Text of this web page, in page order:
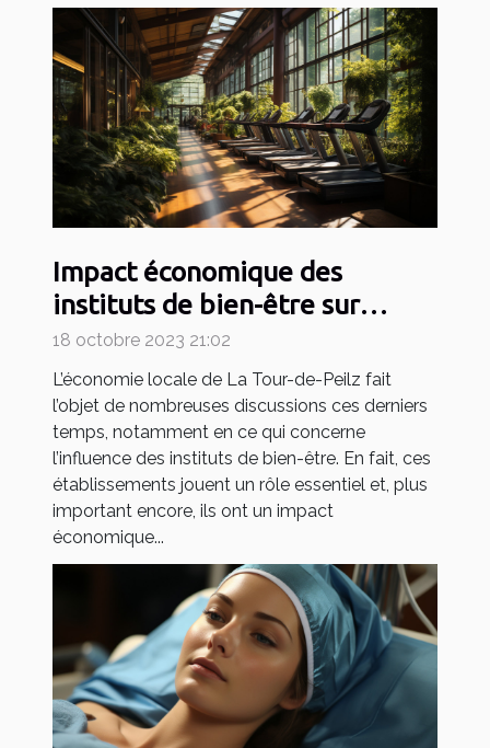
Impact économique des
instituts de bien-être sur
l'économie locale de La Tour-
de-Peilz
18 octobre 2023 21:02
L’économie locale de La Tour-de-Peilz fait
l’objet de nombreuses discussions ces derniers
temps, notamment en ce qui concerne
l’influence des instituts de bien-être. En fait, ces
établissements jouent un rôle essentiel et, plus
important encore, ils ont un impact
économique...